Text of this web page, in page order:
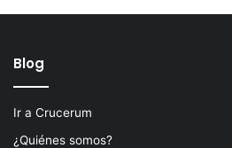
Blog
Ir a Crucerum
¿Quiénes somos?